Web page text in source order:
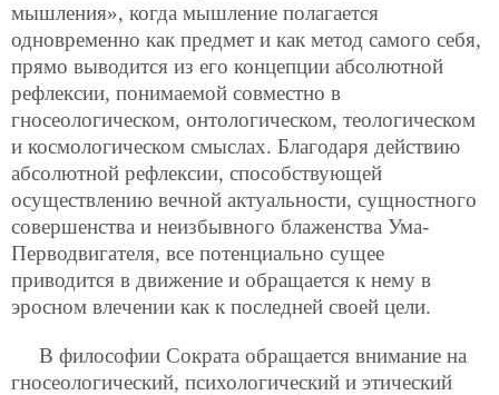
мышления», когда мышление полагается
одновременно как предмет и как метод самого себя,
прямо выводится из его концепции абсолютной
рефлексии, понимаемой совместно в
гносеологическом, онтологическом, теологическом
и космологическом смыслах. Благодаря действию
абсолютной рефлексии, способствующей
осуществлению вечной актуальности, сущностного
совершенства и неизбывного блаженства Ума-
Перводвигателя, все потенциально сущее
приводится в движение и обращается к нему в
эросном влечении как к последней своей цели.
В философии Сократа обращается внимание на
гносеологический, психологический и этический